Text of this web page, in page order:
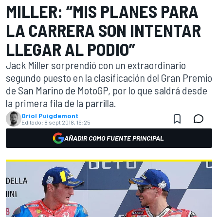
MILLER: “MIS PLANES PARA
LA CARRERA SON INTENTAR
LLEGAR AL PODIO”
Jack Miller sorprendió con un extraordinario
segundo puesto en la clasificación del Gran Premio
de San Marino de MotoGP, por lo que saldrá desde
la primera fila de la parrilla.
Oriol Puigdemont
Editado: 8 sept 2018, 16:25
AÑADIR COMO FUENTE PRINCIPAL